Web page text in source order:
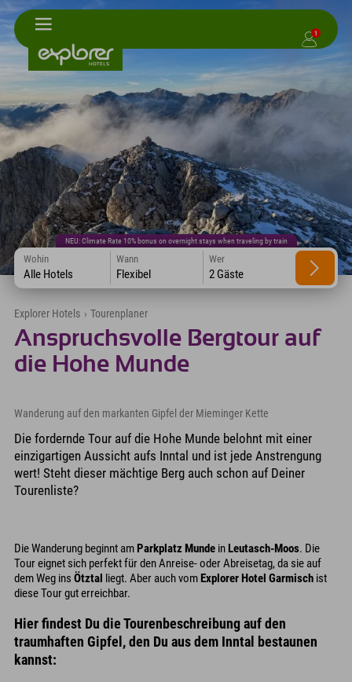
1
NEU: Climate Rate 10% bonus on overnight stays when traveling by train
Wohin
Alle Hotels
Wann
Flexibel
Wer
2 Gäste
Explorer Hotels › Tourenplaner
Anspruchsvolle Bergtour auf
die Hohe Munde
Wanderung auf den markanten Gipfel der Mieminger Kette
Die fordernde Tour auf die Hohe Munde belohnt mit einer
einzigartigen Aussicht aufs Inntal und ist jede Anstrengung
wert! Steht dieser mächtige Berg auch schon auf Deiner
Tourenliste?
Die Wanderung beginnt amParkplatz Munde inLeutasch-Moos. Die
Tour eignet sich perfekt für den Anreise- oder Abreisetag, da sie auf
dem Weg ins Ötztal liegt. Aber auch vomExplorer Hotel Garmisch ist
diese Tour gut erreichbar.
Hier findest Du die Tourenbeschreibung auf den
traumhaften Gipfel, den Du aus dem Inntal bestaunen
kannst: